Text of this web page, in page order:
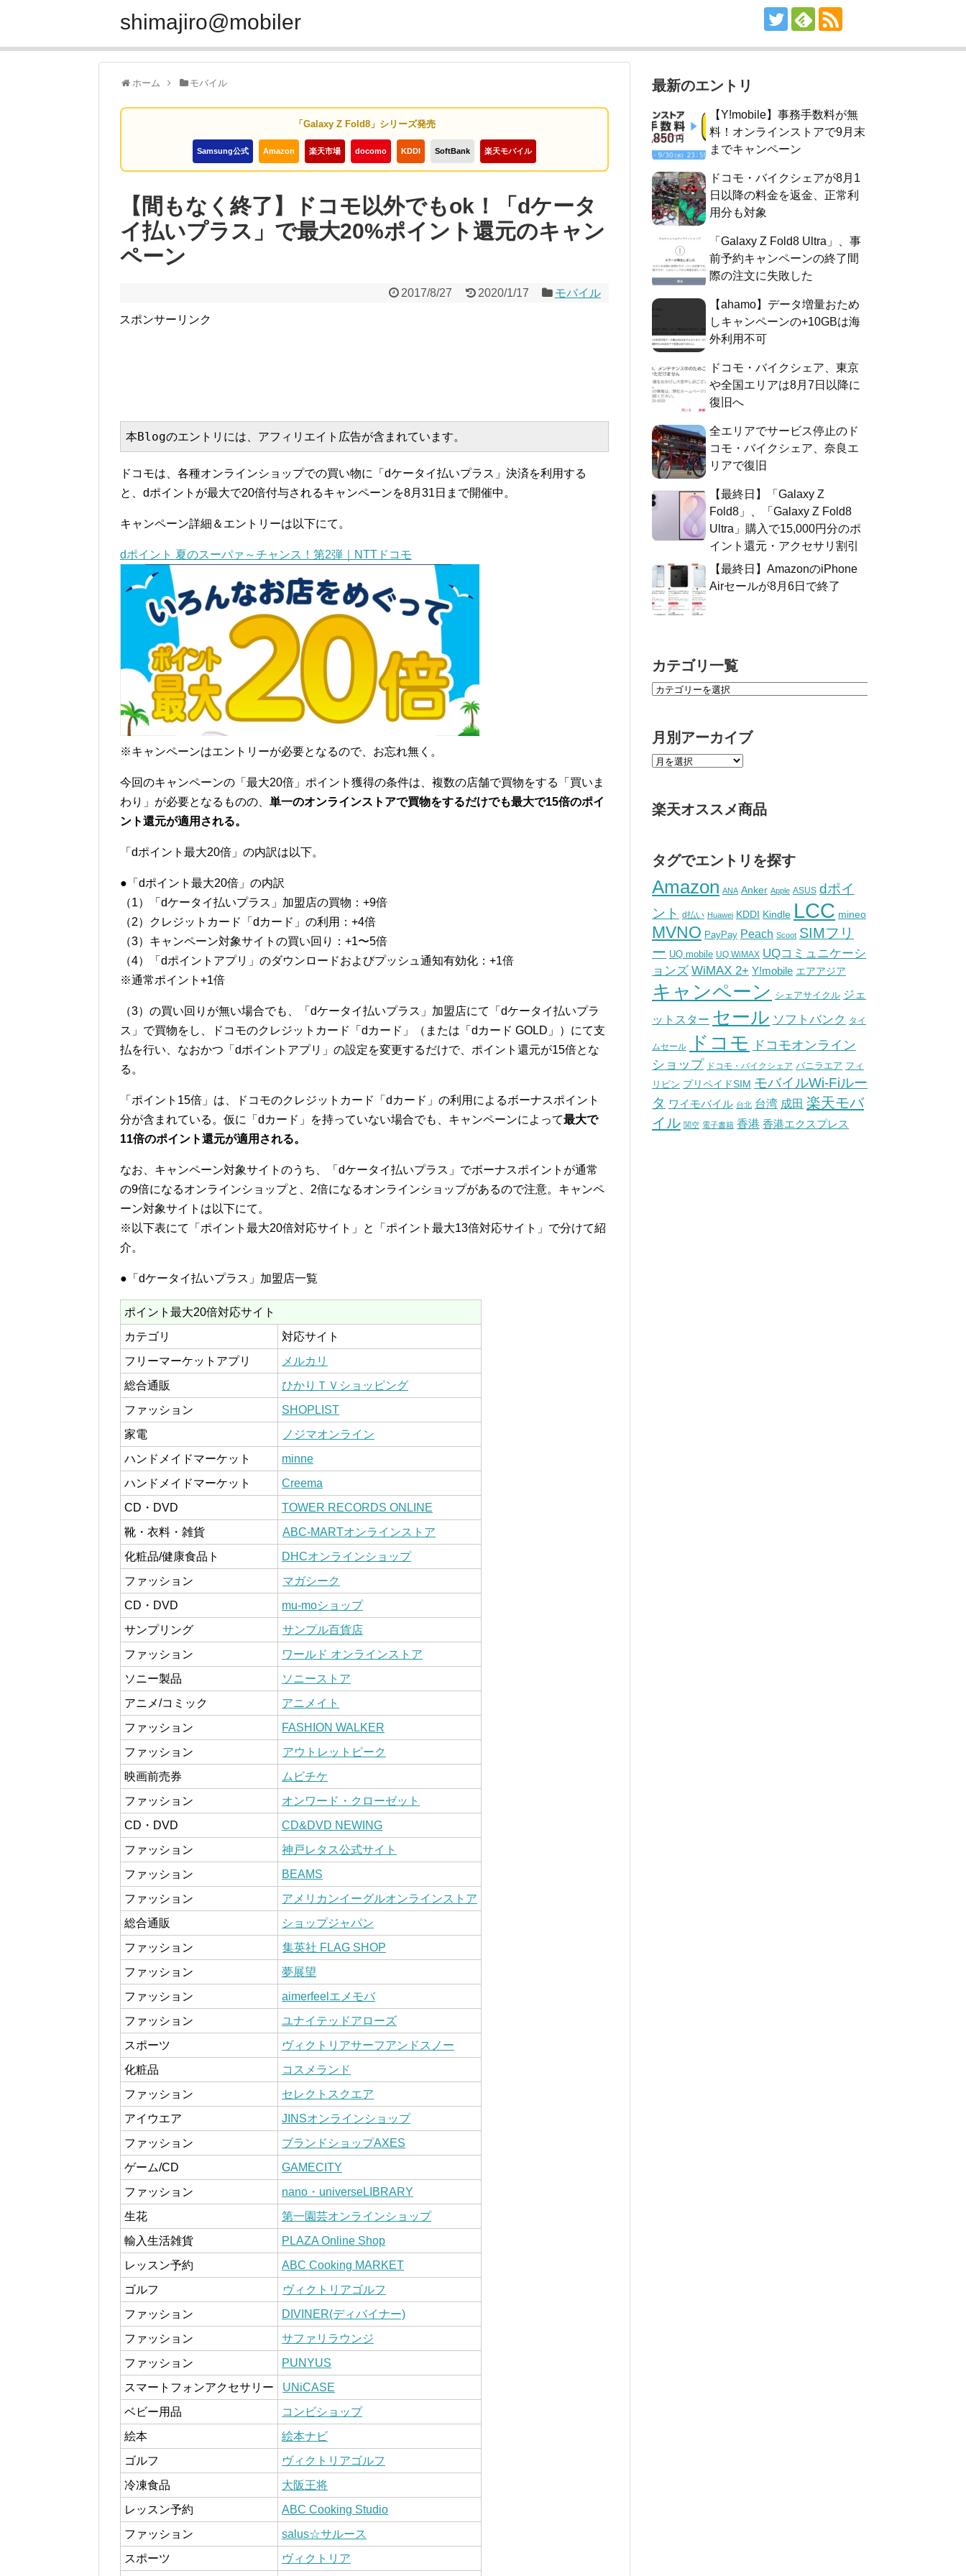
shimajiro@mobiler
ホーム モバイル
「Galaxy Z Fold8」シリーズ発売
Samsung公式 Amazon 楽天市場 docomo KDDI SoftBank 楽天モバイル
【間もなく終了】ドコモ以外でもok！「dケータ
イ払いプラス」で最大20%ポイント還元のキャン
ペーン
2017/8/27 2020/1/17 モバイル
スポンサーリンク
本Blogのエントリには、アフィリエイト広告が含まれています。
ドコモは、各種オンラインショップでの買い物に「dケータイ払いプラス」決済を利用する
と、dポイントが最大で20倍付与されるキャンペーンを8月31日まで開催中。
キャンペーン詳細＆エントリーは以下にて。
dポイント 夏のスーパァ～チャンス！第2弾｜NTTドコモ
※キャンペーンはエントリーが必要となるので、お忘れ無く。
今回のキャンペーンの「最大20倍」ポイント獲得の条件は、複数の店舗で買物をする「買いま
わり」が必要となるものの、 単一のオンラインストアで買物をするだけでも最大で15倍のポイ
ント還元が適用される。
「dポイント最大20倍」の内訳は以下。
●「dポイント最大20倍」の内訳
（1）「dケータイ払いプラス」加盟店の買物：+9倍
（2）クレジットカード「dカード」の利用：+4倍
（3）キャンペーン対象サイトの買い回り：+1〜5倍
（4）「dポイントアプリ」のダウンロードおよびプッシュ通知有効化：+1倍
※通常ポイント+1倍
（3）の買い回りが無い場合でも、「dケータイ払いプラス」加盟店にて「dケータイ払いプラ
ス」で買物をし、ドコモのクレジットカード「dカード」（または「dカード GOLD」）にて支
払を行い、なおかつ「dポイントアプリ」の設定を変更するだけで、ポイント還元が15倍とな
る。
「ポイント15倍」は、ドコモのクレジットカード「dカード」の利用によるボーナスポイント
分が含まれている。仮に「dカード」を持っていない場合でも、キャンペーンによって最大で
11倍のポイント還元が適用される。
なお、キャンペーン対象サイトのうち、「dケータイ払いプラス」でボーナスポイントが通常
の9倍になるオンラインショップと、2倍になるオンラインショップがあるので注意。キャンペ
ーン対象サイトは以下にて。
※以下表にて「ポイント最大20倍対応サイト」と「ポイント最大13倍対応サイト」で分けて紹
介。
●「dケータイ払いプラス」加盟店一覧
ポイント最大20倍対応サイト
カテゴリ
対応サイト
フリーマーケットアプリ
メルカリ
総合通販
ひかりＴＶショッピング
ファッション
SHOPLIST
家電
ノジマオンライン
ハンドメイドマーケット
minne
ハンドメイドマーケット
Creema
CD・DVD
TOWER RECORDS ONLINE
靴・衣料・雑貨
ABC-MARTオンラインストア
化粧品/健康食品ト
DHCオンラインショップ
ファッション
マガシーク
CD・DVD
mu-moショップ
サンプリング
サンプル百貨店
ファッション
ワールド オンラインストア
ソニー製品
ソニーストア
アニメ/コミック
アニメイト
ファッション
FASHION WALKER
ファッション
アウトレットピーク
映画前売券
ムビチケ
ファッション
オンワード・クローゼット
CD・DVD
CD&DVD NEWING
ファッション
神戸レタス公式サイト
ファッション
BEAMS
ファッション
アメリカンイーグルオンラインストア
総合通販
ショップジャパン
ファッション
集英社 FLAG SHOP
ファッション
夢展望
ファッション
aimerfeelエメモバ
ファッション
ユナイテッドアローズ
スポーツ
ヴィクトリアサーフアンドスノー
化粧品
コスメランド
ファッション
セレクトスクエア
アイウエア
JINSオンラインショップ
ファッション
ブランドショップAXES
ゲーム/CD
GAMECITY
ファッション
nano・universeLIBRARY
生花
第一園芸オンラインショップ
輸入生活雑貨
PLAZA Online Shop
レッスン予約
ABC Cooking MARKET
ゴルフ
ヴィクトリアゴルフ
ファッション
DIVINER(ディバイナー)
ファッション
サファリラウンジ
ファッション
PUNYUS
スマートフォンアクセサリー
UNiCASE
ベビー用品
コンビショップ
絵本
絵本ナビ
ゴルフ
ヴィクトリアゴルフ
冷凍食品
大阪王将
レッスン予約
ABC Cooking Studio
ファッション
salus☆サルース
スポーツ
ヴィクトリア
最新のエントリ
【Y!mobile】事務手数料が無
料！オンラインストアで9月末
までキャンペーン
ドコモ・バイクシェアが8月1
日以降の料金を返金、正常利
用分も対象
「Galaxy Z Fold8 Ultra」、事
前予約キャンペーンの終了間
際の注文に失敗した
【ahamo】データ増量おため
しキャンペーンの+10GBは海
外利用不可
ドコモ・バイクシェア、東京
や全国エリアは8月7日以降に
復旧へ
全エリアでサービス停止のド
コモ・バイクシェア、奈良エ
リアで復旧
【最終日】「Galaxy Z
Fold8」、「Galaxy Z Fold8
Ultra」購入で15,000円分のポ
イント還元・アクセサリ割引
【最終日】AmazonのiPhone
Airセールが8月6日で終了
カテゴリ一覧
月別アーカイブ
楽天オススメ商品
タグでエントリを探す
Amazon ANA Anker Apple ASUS dポイ
ント
d払い Huawei KDDI Kindle LCC mineo
MVNO PayPay Peach Scoot SIMフリ
ー UQ mobile UQ WiMAX UQコミュニケーシ
ョンズ WiMAX 2+ Y!mobile エアアジア
キャンペーン シェアサイクル ジェ
ットスター セール ソフトバンク タイ
ムセール ドコモ
ドコモオンライン
ショップ ドコモ・バイクシェア バニラエア フィ
リピン プリペイドSIM モバイルWi-Fiルー
タ ワイモバイル 台北 台湾 成田 楽天モバ
イル 関空 電子書籍 香港 香港エクスプレス